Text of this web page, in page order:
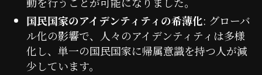
国民国家のアイデンティティの希薄化: グローバ
ル化の影響で、人々のアイデンティティは多様
化し、単一の国民国家に帰属意識を持つ人が減
少しています。